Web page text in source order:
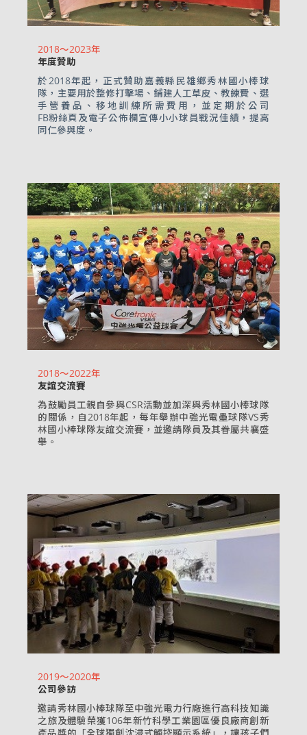
2018～2023年
年度贊助
於2018年起，正式贊助嘉義縣民雄鄉秀林國小棒球
隊，主要用於整修打擊場、鋪建人工草皮、教練費、選
手營養品、移地訓練所需費用，並定期於公司
FB粉絲頁及電子公佈欄宣傳小小球員戰況佳績，提高
同仁參與度。
2018～2022年
友誼交流賽
為鼓勵員工親自參與CSR活動並加深與秀林國小棒球隊
的關係，自2018年起，每年舉辦中強光電壘球隊VS秀
林國小棒球隊友誼交流賽，並邀請隊員及其眷屬共襄盛
舉。
2019～2020年
公司參訪
邀請秀林國小棒球隊至中強光電力行廠進行高科技知識
之旅及體驗榮獲106年新竹科學工業園區優良廠商創新